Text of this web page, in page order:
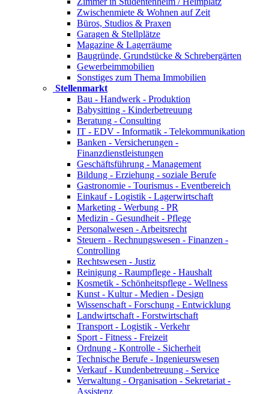
Zwischenmiete & Wohnen auf Zeit
Büros, Studios & Praxen
Garagen & Stellplätze
Magazine & Lagerräume
Baugründe, Grundstücke & Schrebergärten
Gewerbeimmobilien
Sonstiges zum Thema Immobilien
Stellenmarkt
Bau - Handwerk - Produktion
Babysitting - Kinderbetreuung
Beratung - Consulting
IT - EDV - Informatik - Telekommunikation
Banken - Versicherungen -
Finanzdienstleistungen
Geschäftsführung - Management
Bildung - Erziehung - soziale Berufe
Gastronomie - Tourismus - Eventbereich
Einkauf - Logistik - Lagerwirtschaft
Marketing - Werbung - PR
Medizin - Gesundheit - Pflege
Personalwesen - Arbeitsrecht
Steuern - Rechnungswesen - Finanzen -
Controlling
Rechtswesen - Justiz
Reinigung - Raumpflege - Haushalt
Kosmetik - Schönheitspflege - Wellness
Kunst - Kultur - Medien - Design
Wissenschaft - Forschung - Entwicklung
Landwirtschaft - Forstwirtschaft
Transport - Logistik - Verkehr
Sport - Fitness - Freizeit
Ordnung - Kontrolle - Sicherheit
Technische Berufe - Ingenieurswesen
Verkauf - Kundenbetreuung - Service
Verwaltung - Organisation - Sekretariat -
Assistenz